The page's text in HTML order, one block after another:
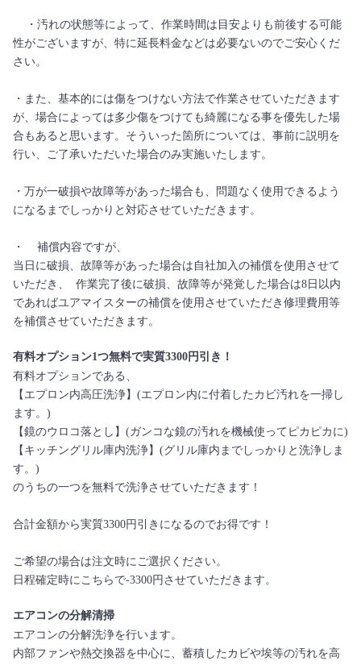
・汚れの状態等によって、作業時間は目安よりも前後する可能
性がございますが、特に延長料金などは必要ないのでご安心くだ
さい。
・また、基本的には傷をつけない方法で作業させていただきます
が、場合によっては多少傷をつけても綺麗になる事を優先した場
合もあると思います。そういった箇所については、事前に説明を
行い、ご了承いただいた場合のみ実施いたします。
・万が一破損や故障等があった場合も、問題なく使用できるよう
になるまでしっかりと対応させていただきます。
・ 補償内容ですが、
当日に破損、故障等があった場合は自社加入の補償を使用させて
いただき、 作業完了後に破損、故障等が発覚した場合は8日以内
であればユアマイスターの補償を使用させていただき修理費用等
を補償させていただきます。
有料オプション1つ無料で実質3300円引き！
有料オプションである、
【エプロン内高圧洗浄】(エプロン内に付着したカビ汚れを一掃し
ます。)
【鏡のウロコ落とし】(ガンコな鏡の汚れを機械使ってピカピカに)
【キッチングリル庫内洗浄】(グリル庫内までしっかりと洗浄しま
す。)
のうちの一つを無料で洗浄させていただきます！
合計金額から実質3300円引きになるのでお得です！
ご希望の場合は注文時にご選択ください。
日程確定時にこちらで-3300円させていただきます。
エアコンの分解清掃
エアコンの分解洗浄を行います。
内部ファンや熱交換器を中心に、蓄積したカビや埃等の汚れを高